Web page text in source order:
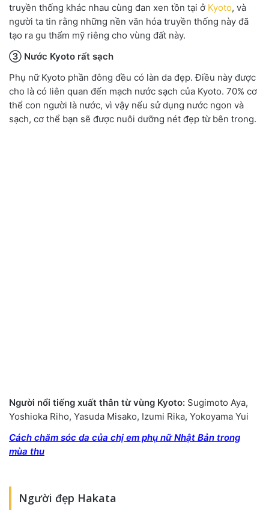
truyền thống khác nhau cùng đan xen tồn tại ở Kyoto, và
người ta tin rằng những nền văn hóa truyền thống này đã
tạo ra gu thẩm mỹ riêng cho vùng đất này.
③ Nước Kyoto rất sạch
Phụ nữ Kyoto phần đông đều có làn da đẹp. Điều này được
cho là có liên quan đến mạch nước sạch của Kyoto. 70% cơ
thể con người là nước, vì vậy nếu sử dụng nước ngon và
sạch, cơ thể bạn sẽ được nuôi dưỡng nét đẹp từ bên trong.
Người nổi tiếng xuất thân từvùng Kyoto: Sugimoto Aya,
Yoshioka Riho, Yasuda Misako, Izumi Rika, Yokoyama Yui
Cách chăm sóc da của chị em phụ nữ Nhật Bản trong
mùa thu
Người đẹp Hakata